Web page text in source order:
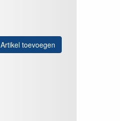
Artikel toevoegen